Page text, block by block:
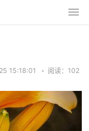
15:18:01 • 阅读：102